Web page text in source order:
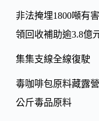
非法掩埋1800噸
領回收補助逾3.8億
集集支線全線復駛
毒咖啡包原料藏露
公斤毒品原料